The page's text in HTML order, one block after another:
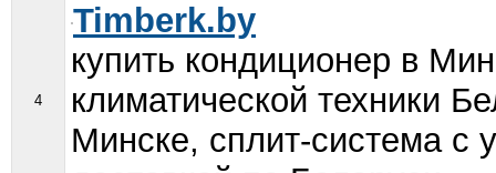
4
Timberk.by
купить кондиционер в
климатической техники
Минске, сплит-система с